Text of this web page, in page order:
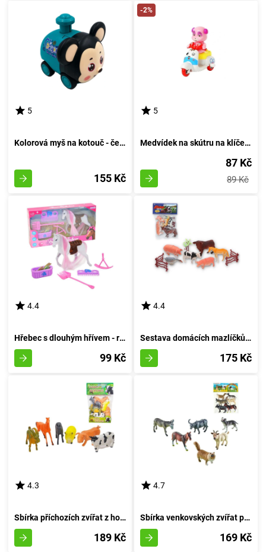
5
Kolorová myš na kotouč - červená
155 Kč
-2%
5
Medvídek na skútru na klíček - azurový
87 Kč
89 Kč
4.4
Hřebec s dlouhým hřívem - růžový
99 Kč
4.4
Sestava domácích mazlíčků 6 kusů
175 Kč
4.3
Sbírka příchozích zvířat z hospodářství
189 Kč
4.7
Sbírka venkovských zvířat pro domov 6 kusů
169 Kč